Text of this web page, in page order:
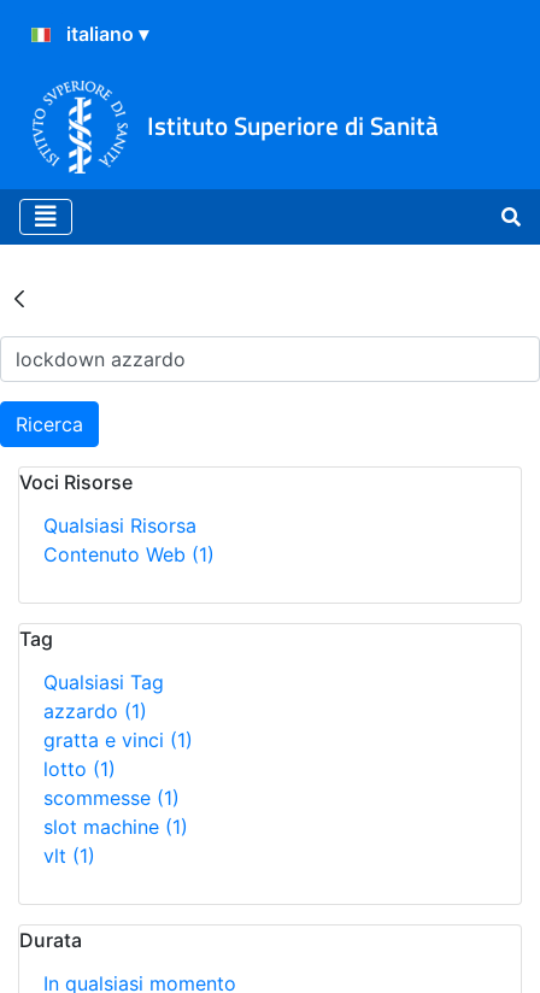
Istituto Superiore di Sanità
Risultati della Ricerca -
Ricerca
Voci Risorse
Qualsiasi Risorsa
Contenuto Web (1)
Tag
Qualsiasi Tag
azzardo (1)
gratta e vinci (1)
lotto (1)
scommesse (1)
slot machine (1)
vlt (1)
Durata
In qualsiasi momento